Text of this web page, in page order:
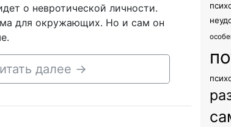
о невротической личности.
для окружающих. Но и сам он
далее →